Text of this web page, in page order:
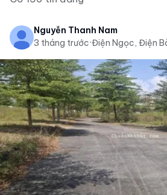
Nguyễn Thanh Nam
3 tháng trước·Điện Ngọc, Điện